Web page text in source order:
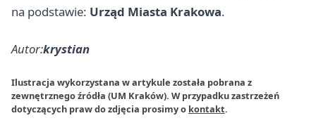
na podstawie: Urząd Miasta Krakowa.
Autor:krystian
Ilustracja wykorzystana w artykule została pobrana z
zewnętrznego źródła (UM Kraków). W przypadku zastrzeżeń
dotyczących praw do zdjęcia prosimy o kontakt.